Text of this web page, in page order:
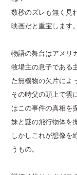
数秒のズレも無く見
映画だと重宝します。
物語の舞台はアメリ
牧場主の息子である
た無機物の欠片によ
その時父の頭上で雲
はこの事件の真相を
妹と謎の飛行物体を
しかしこれが想像
うもの。